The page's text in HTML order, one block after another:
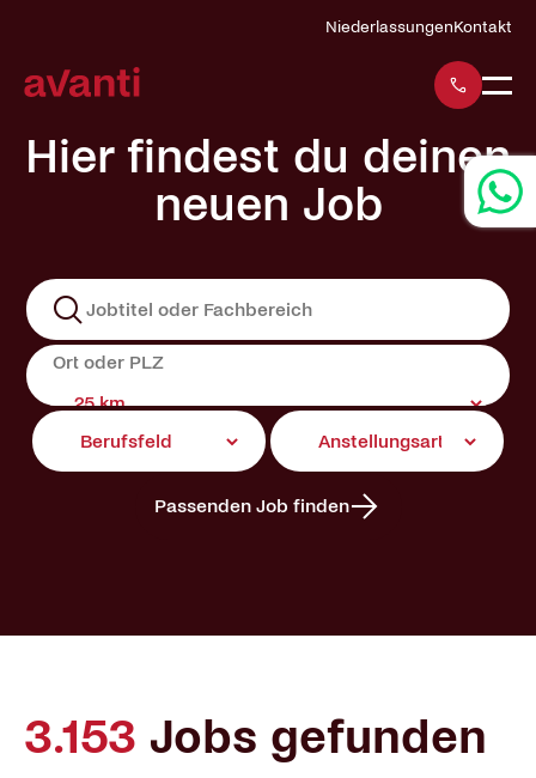
NiederlassungenKontakt
Hier findest du deinen
neuen Job
Passenden Job finden
3.153 Jobs gefunden